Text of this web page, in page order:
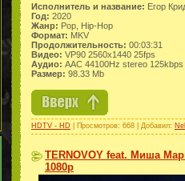
Исполнитель и название: Егор
Год: 2020
Жанр: Pop, Hip-Hop
Формат: MKV
Продолжительность: 00:03:31
Видео: VP90 2560x1440 25fps
Аудио: AAC 44100Hz stereo 125kbps
Размер: 98.33 Mb
HDTV - HD | Просмотров: 668 | Добавил:
TERNOVOY feat. Миша
1080p